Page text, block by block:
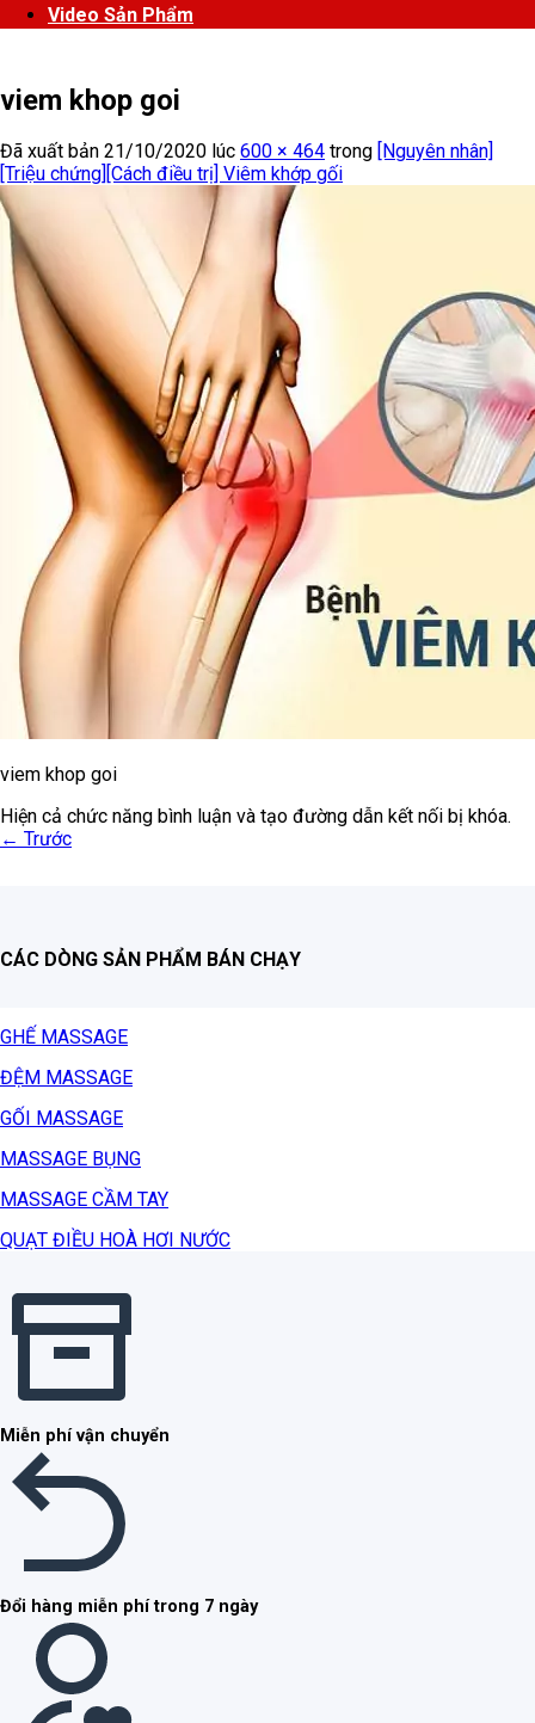
Video Sản Phẩm
viem khop goi
Đã xuất bản 21/10/2020 lúc 600 × 464 trong [Nguyên nhân]
[Triệu chứng][Cách điều trị] Viêm khớp gối
viem khop goi
Hiện cả chức năng bình luận và tạo đường dẫn kết nối bị khóa.
← Trước
CÁC DÒNG SẢN PHẨM BÁN CHẠY
GHẾ MASSAGE
ĐỆM MASSAGE
GỐI MASSAGE
MASSAGE BỤNG
MASSAGE CẦM TAY
QUẠT ĐIỀU HOÀ HƠI NƯỚC
Miễn phí vận chuyển
Đổi hàng miễn phí trong 7 ngày